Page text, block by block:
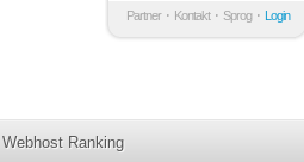
Partner Kontakt Sprog Login
Webhost Ranking